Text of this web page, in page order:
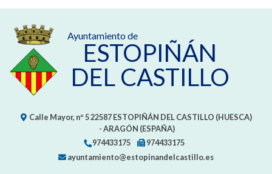
Ayuntamiento de
ESTOPIÑÁN
DEL CASTILLO
Calle Mayor, nº 522587 ESTOPIÑÁN DEL CASTILLO (HUESCA)
- ARAGÓN (ESPAÑA)
974433175
974433175
ayuntamiento@estopinandelcastillo.es